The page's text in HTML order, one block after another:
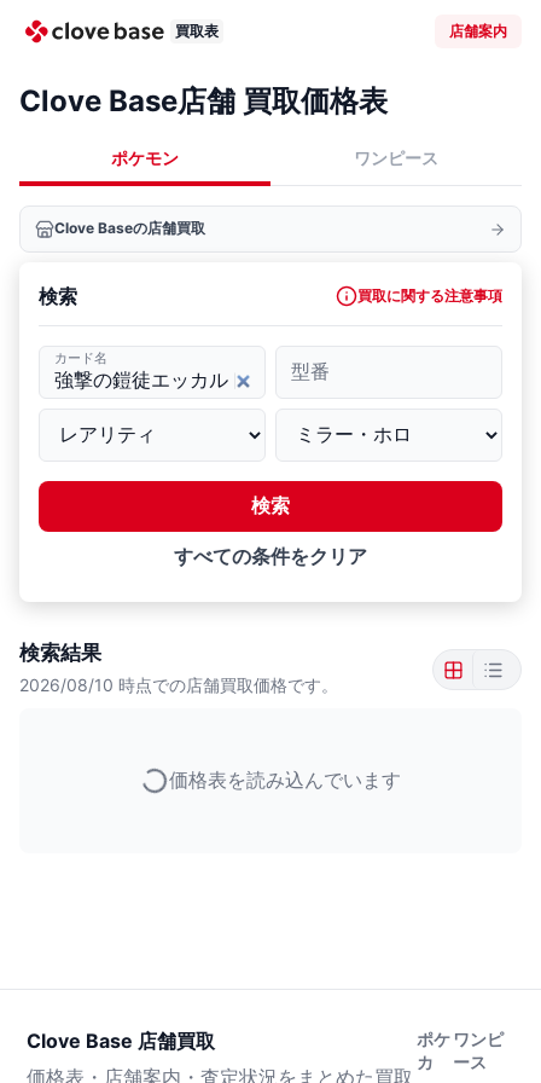
買取表 店舗案内
Clove Base店舗 買取価格表
ポケモン ワンピース
Clove Baseの店舗買取
検索 買取に関する注意事項
カード名
型番
検索
すべての条件をクリア
検索結果
2026/08/10 時点での店舗買取価格です。
価格表を読み込んでいます
Clove Base 店舗買取
価格表・店舗案内・査定状況をまとめた買取
ポケ
カ
ワンピ
ース